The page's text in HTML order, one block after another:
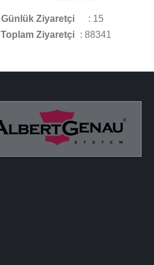
Günlük Ziyaretçi
: 15
Toplam Ziyaretçi : 88341